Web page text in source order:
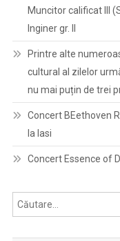
Muncitor calificat III
Inginer gr. II
Printre alte
cultural al zilelor
nu mai puțin de trei
Concert BEethoven
la Iasi
Concert Essence of